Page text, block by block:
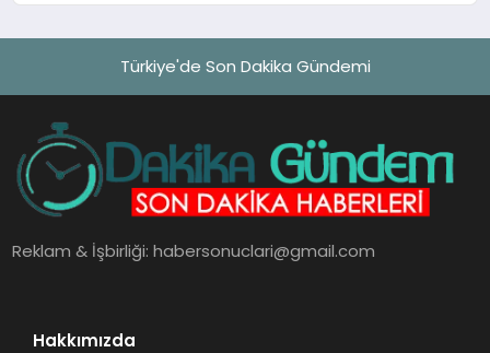
Türkiye'de Son Dakika Gündemi
Reklam & İşbirliği:habersonuclari@gmail.com
Hakkımızda